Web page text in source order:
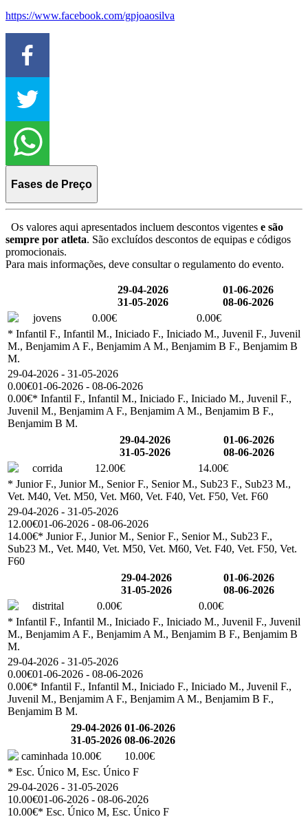
https://www.facebook.com/gpjoaosilva
Fases de Preço
Os valores aqui apresentados incluem descontos vigentes e são
sempre por atleta. São excluídos descontos de equipas e códigos
promocionais.
Para mais informações, deve consultar o regulamento do evento.
29-04-2026
31-05-2026
01-06-2026
08-06-2026
jovens
0.00€
0.00€
* Infantil F., Infantil M., Iniciado F., Iniciado M., Juvenil F., Juvenil
M., Benjamim A F., Benjamim A M., Benjamim B F., Benjamim B
M.
29-04-2026 - 31-05-2026
0.00€01-06-2026 - 08-06-2026
0.00€* Infantil F., Infantil M., Iniciado F., Iniciado M., Juvenil F.,
Juvenil M., Benjamim A F., Benjamim A M., Benjamim B F.,
Benjamim B M.
29-04-2026
31-05-2026
01-06-2026
08-06-2026
corrida
12.00€
14.00€
* Junior F., Junior M., Senior F., Senior M., Sub23 F., Sub23 M.,
Vet. M40, Vet. M50, Vet. M60, Vet. F40, Vet. F50, Vet. F60
29-04-2026 - 31-05-2026
12.00€01-06-2026 - 08-06-2026
14.00€* Junior F., Junior M., Senior F., Senior M., Sub23 F.,
Sub23 M., Vet. M40, Vet. M50, Vet. M60, Vet. F40, Vet. F50, Vet.
F60
29-04-2026
31-05-2026
01-06-2026
08-06-2026
distrital
0.00€
0.00€
* Infantil F., Infantil M., Iniciado F., Iniciado M., Juvenil F., Juvenil
M., Benjamim A F., Benjamim A M., Benjamim B F., Benjamim B
M.
29-04-2026 - 31-05-2026
0.00€01-06-2026 - 08-06-2026
0.00€* Infantil F., Infantil M., Iniciado F., Iniciado M., Juvenil F.,
Juvenil M., Benjamim A F., Benjamim A M., Benjamim B F.,
Benjamim B M.
29-04-2026
31-05-2026
01-06-2026
08-06-2026
caminhada 10.00€
10.00€
* Esc. Único M, Esc. Único F
29-04-2026 - 31-05-2026
10.00€01-06-2026 - 08-06-2026
10.00€* Esc. Único M, Esc. Único F